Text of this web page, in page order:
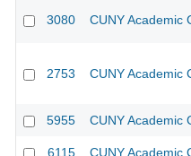
3080 CUNY Academic
2753 CUNY Academic
5955 CUNY Academic
6115 CUNY Academic